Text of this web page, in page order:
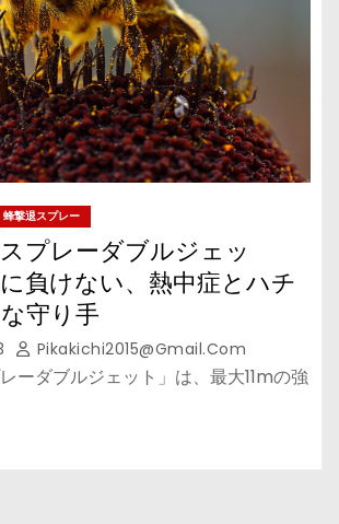
蜂撃退スプレー
スプレーダブルジェッ
負けない、熱中症とハチ
守り手
Pikakichi2015@gmail.com
ーダブルジェット」は、最大11mの強